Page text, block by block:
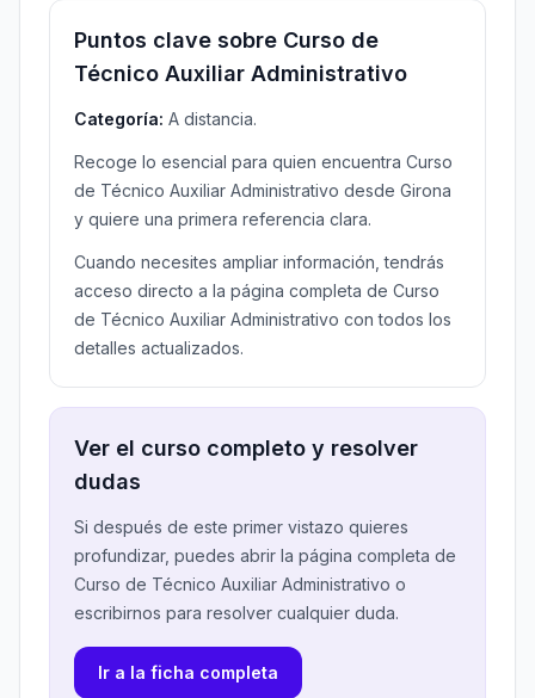
Puntos clave sobre Curso de
Técnico Auxiliar Administrativo
Categoría: A distancia.
Recoge lo esencial para quien encuentra Curso
de Técnico Auxiliar Administrativo desde Girona
y quiere una primera referencia clara.
Cuando necesites ampliar información, tendrás
acceso directo a la página completa de Curso
de Técnico Auxiliar Administrativo con todos los
detalles actualizados.
Ver el curso completo y resolver
dudas
Si después de este primer vistazo quieres
profundizar, puedes abrir la página completa de
Curso de Técnico Auxiliar Administrativo o
escribirnos para resolver cualquier duda.
Ir a la ficha completa